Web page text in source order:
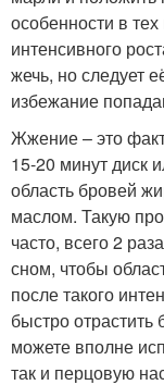
особенности в
интенсивного
жечь, но следует
избежание
Жжение – это
15-20 минут диск
область бровей
маслом. Такую
часто, всего 2
сном, чтобы
после такого
быстро
можете вполне
так и перцовую